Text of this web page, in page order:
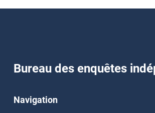
Bureau des enquêtes
Navigation